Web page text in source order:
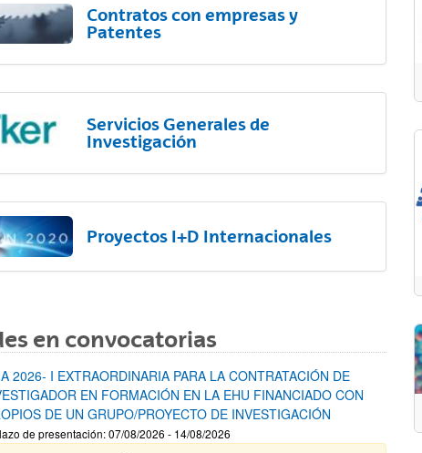
Contratos con empresas y
Patentes
Servicios Generales de
Investigación
Proyectos I+D Internacionales
en convocatorias
2026- I EXTRAORDINARIA PARA LA CONTRATACIÓN DE
EN FORMACIÓN EN LA EHU FINANCIADO CON
DE UN GRUPO/PROYECTO DE INVESTIGACIÓN
de presentación: 07/08/2026 - 14/08/2026